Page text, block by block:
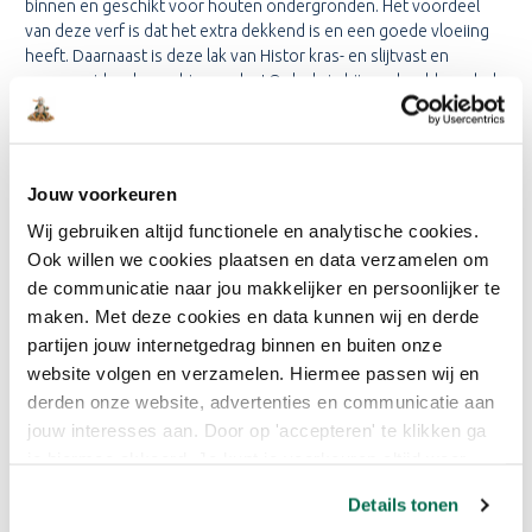
Jouw voorkeuren
Wij gebruiken altijd functionele en analytische cookies.
Ook willen we cookies plaatsen en data verzamelen om
de communicatie naar jou makkelijker en persoonlijker te
maken. Met deze cookies en data kunnen wij en derde
partijen jouw internetgedrag binnen en buiten onze
website volgen en verzamelen. Hiermee passen wij en
derden onze website, advertenties en communicatie aan
jouw interesses aan. Door op 'accepteren' te klikken ga
Details tonen
binnen en geschikt voor houten ondergronden. Het voordeel
van deze verf is dat het extra dekkend is en een goede vloeiing
heeft. Daarnaast is deze lak van Histor kras- en slijtvast en
geurarm, ideaal voor binnen dus! Ook als je bijvoorbeeld meubels
wilt schilderen, is deze verf zeer geschikt.
KENMERKEN:
Extra dekkend
Kras- en slijtvast
Goede vloeiing
Geurarm
Resistent tegen vet, vuil en reinigingsmiddelen
Vergeelt niet bij wittinten en lichte kleuren
Rendement: 12 m
2